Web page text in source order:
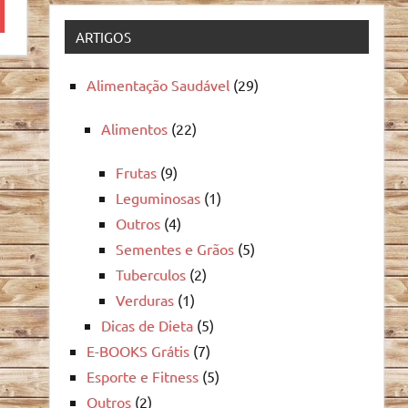
ARTIGOS
Alimentação Saudável (29)
Alimentos (22)
Frutas (9)
Leguminosas (1)
Outros (4)
Sementes e Grãos (5)
Tuberculos (2)
Verduras (1)
Dicas de Dieta (5)
E-BOOKS Grátis (7)
Esporte e Fitness (5)
Outros (2)